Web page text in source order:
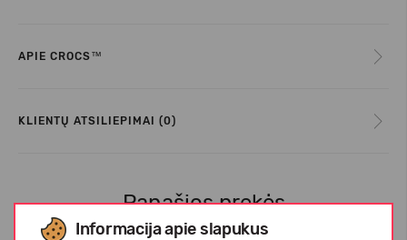
Informacija apie slapukus
APIE CROCS™
KLIENTŲ ATSILIEPIMAI (0)
Panašios prekės